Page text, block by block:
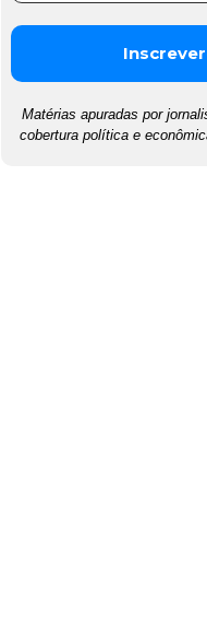
Matérias apuradas por
cobertura política e